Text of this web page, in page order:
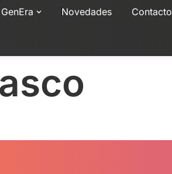
Novedades Contacto